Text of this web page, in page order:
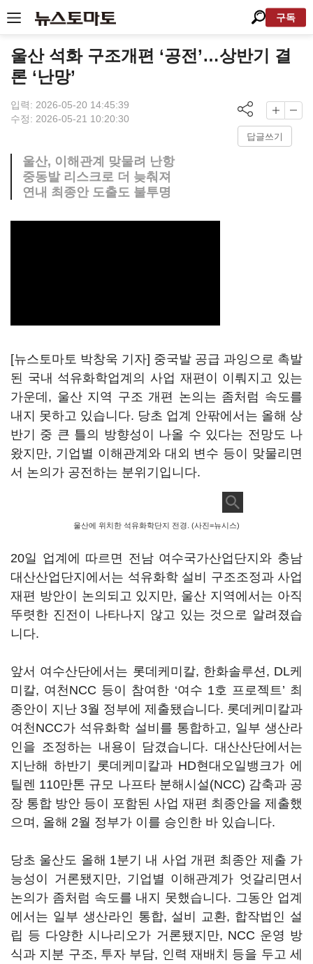
구독
울산 석화 구조개편 ‘공전’…상반기 결
론 ‘난망’
입력: 2026-05-20 14:45:39
수정: 2026-05-21 10:20:30
답글쓰기
울산, 이해관계 맞물려 난항
중동발 리스크로 더 늦춰져
연내 최종안 도출도 불투명
[뉴스토마토 박창욱 기자] 중국발 공급 과잉으로 촉발
된 국내 석유화학업계의 사업 재편이 이뤄지고 있는
가운데, 울산 지역 구조 개편 논의는 좀처럼 속도를
내지 못하고 있습니다. 당초 업계 안팎에서는 올해 상
반기 중 큰 틀의 방향성이 나올 수 있다는 전망도 나
왔지만, 기업별 이해관계와 대외 변수 등이 맞물리면
서 논의가 공전하는 분위기입니다.
울산에 위치한 석유화학단지 전경. (사진=뉴시스)
20일 업계에 따르면 전남 여수국가산업단지와 충남
대산산업단지에서는 석유화학 설비 구조조정과 사업
재편 방안이 논의되고 있지만, 울산 지역에서는 아직
뚜렷한 진전이 나타나지 않고 있는 것으로 알려졌습
니다.
앞서 여수산단에서는 롯데케미칼, 한화솔루션, DL케
미칼, 여천NCC 등이 참여한 ‘여수 1호 프로젝트’ 최
종안이 지난 3월 정부에 제출됐습니다. 롯데케미칼과
여천NCC가 석유화학 설비를 통합하고, 일부 생산라
인을 조정하는 내용이 담겼습니다. 대산산단에서는
지난해 하반기 롯데케미칼과 HD현대오일뱅크가 에
틸렌 110만톤 규모 나프타 분해시설(NCC) 감축과 공
장 통합 방안 등이 포함된 사업 재편 최종안을 제출했
으며, 올해 2월 정부가 이를 승인한 바 있습니다.
당초 울산도 올해 1분기 내 사업 개편 최종안 제출 가
능성이 거론됐지만, 기업별 이해관계가 엇갈리면서
논의가 좀처럼 속도를 내지 못했습니다. 그동안 업계
에서는 일부 생산라인 통합, 설비 교환, 합작법인 설
립 등 다양한 시나리오가 거론됐지만, NCC 운영 방
식과 지분 구조, 투자 부담, 인력 재배치 등을 두고 세